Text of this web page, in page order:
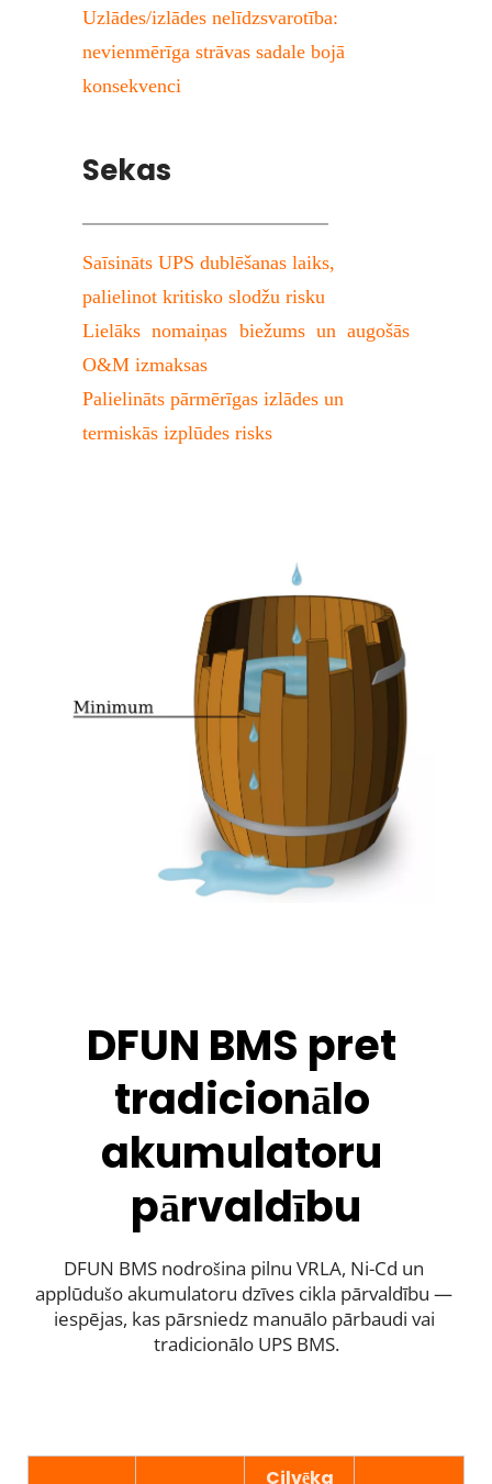
Uzlādes/izlādes nelīdzsvarotība:
nevienmērīga strāvas sadale bojā
konsekvenci
Sekas
Saīsināts UPS dublēšanas laiks,
palielinot kritisko slodžu risku
Lielāks nomaiņas biežums un augošās
O&M izmaksas
Palielināts pārmērīgas izlādes un
termiskās izplūdes risks
DFUN BMS pret
tradicionālo
akumulatoru
pārvaldību
DFUN BMS nodrošina pilnu VRLA, Ni-Cd un
applūdušo akumulatoru dzīves cikla pārvaldību —
iespējas, kas pārsniedz manuālo pārbaudi vai
tradicionālo UPS BMS.
Cilvēka